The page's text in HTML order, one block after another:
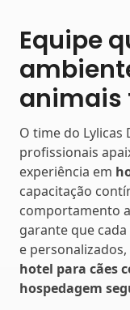
Equipe
animais
O time do
profissionais
experiência em
capacitação
comportamento
garante que
e
hotel para cães
hospedagem